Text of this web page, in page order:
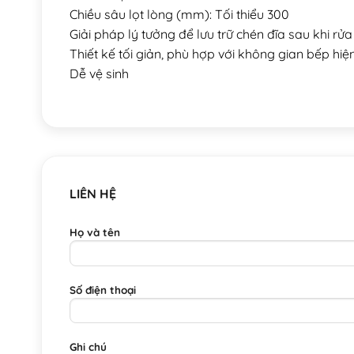
Chiều sâu lọt lòng (mm): Tối thiểu 300
Giải pháp lý tưởng để lưu trữ chén đĩa sau khi rửa
Thiết kế tối giản, phù hợp với không gian bếp
Dễ vệ sinh
LIÊN HỆ
Họ và tên
Số điện thoại
Ghi chú